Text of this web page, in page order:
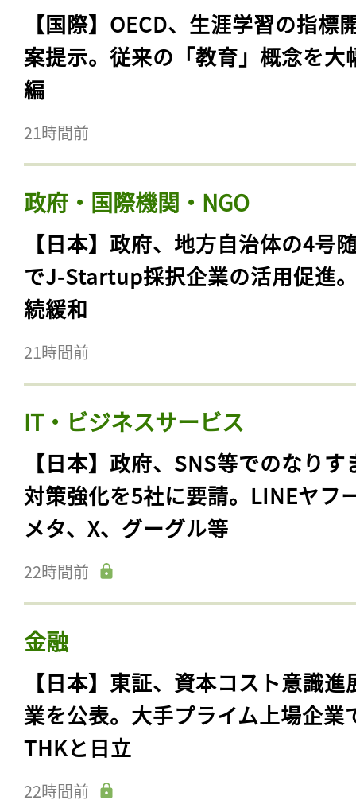
【国際】OECD、生涯学習の指標
案提示。従来の「教育」概念を大
編
21時間前
政府・国際機関・NGO
【日本】政府、地方自治体の4号
でJ-Startup採択企業の活用促進
続緩和
21時間前
IT・ビジネスサービス
【日本】政府、SNS等でのなりす
対策強化を5社に要請。LINEヤフ
メタ、X、グーグル等
22時間前
金融
【日本】東証、資本コスト意識進
業を公表。大手プライム上場企業
THKと日立
22時間前